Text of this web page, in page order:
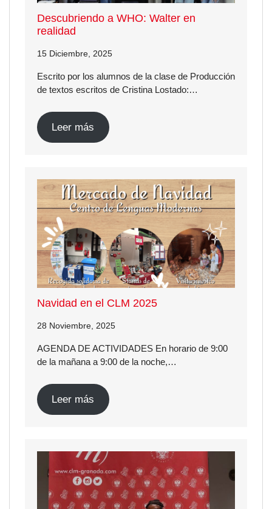
Descubriendo a WHO: Walter en
realidad
15 Diciembre, 2025
Escrito por los alumnos de la clase de Producción
de textos escritos de Cristina Lostado:…
Leer más
Navidad en el CLM 2025
28 Noviembre, 2025
AGENDA DE ACTIVIDADES En horario de 9:00
de la mañana a 9:00 de la noche,…
Leer más